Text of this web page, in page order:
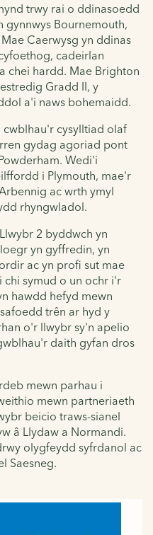
trwy rai o ddinasoedd
Bournemouth,
Caerwysg yn ddinas
cadeirlan
chei hardd. Mae Brighton
Gradd II, y
a'i naws bohemaidd.
cysylltiad olaf
gydag agoriad pont
Wedi'i
i Plymouth, mae'r
ac wrth ymyl
rhyngwladol.
2 byddwch yn
yn gyffredin, yn
ac yn profi sut mae
symud o un ochr i'r
hawdd hefyd mewn
trên ar hyd y
o'r llwybr sy'n apelio
daith gyfan dros
mewn parhau i
mewn partneriaeth
beicio traws-sianel
â Llydaw a Normandi.
olygfeydd syfrdanol ac
Saesneg.